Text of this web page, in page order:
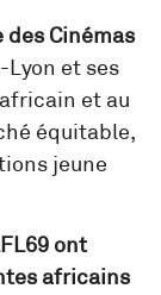
des Cinémas
et ses
et au
équitable,
jeune
ont
africains